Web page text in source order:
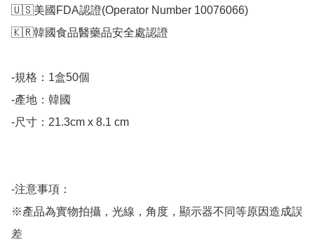
🇺🇸美國FDA認證(Operator Number 10076066)
🇰🇷韓國食品醫藥品安全處認證
-規格：1盒50個
-產地：韓國
-尺寸：21.3cm x 8.1 cm
-注意事項：
※產品為實物拍攝，光線，角度，顯示器不同等原因造成誤
差